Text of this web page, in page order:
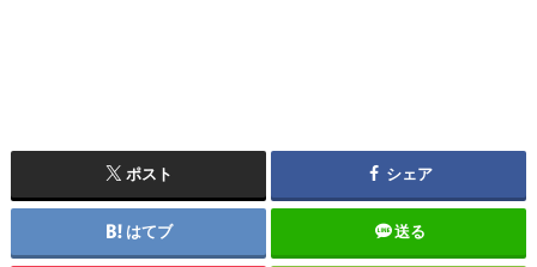
ポスト シェア
はてブ 送る